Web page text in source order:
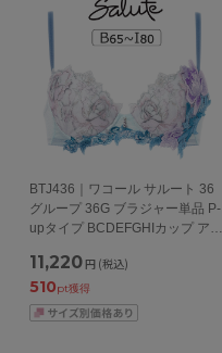
BTJ436｜ワコール サルート 36
グループ 36G ブラジャー単品 P-
upタイプ BCDEFGHIカップ アン
11,220 円 (税込)
510pt獲得